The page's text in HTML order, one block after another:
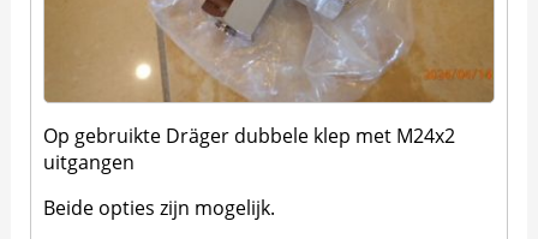
Op gebruikte Dräger dubbele klep met M24x2
uitgangen
Beide opties zijn mogelijk.